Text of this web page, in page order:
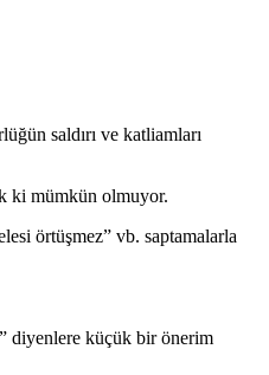
saldırı ve katliamları
ki mümkün olmuyor.
örtüşmez” vb. saptamalarla
diyenlere küçük bir önerim